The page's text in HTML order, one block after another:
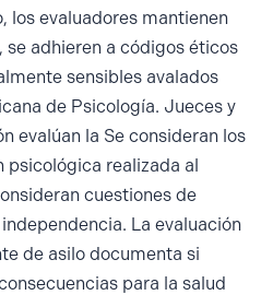
los evaluadores mantienen
adhieren a códigos éticos
sensibles avalados
de Psicología. Jueces y
evalúan la Se consideran los
psicológica realizada al
cuestiones de
La evaluación
de asilo documenta si
para la salud